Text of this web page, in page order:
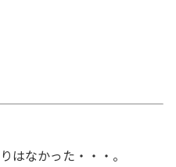
はなかった・・・。